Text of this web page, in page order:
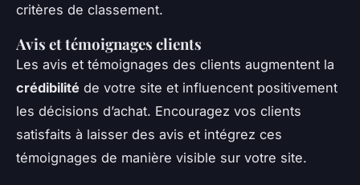
critères de classement.
Avis et témoignages clients
Les avis et témoignages des clients augmentent la
crédibilité de votre site et influencent positivement
les décisions d’achat. Encouragez vos clients
satisfaits à laisser des avis et intégrez ces
témoignages de manière visible sur votre site.